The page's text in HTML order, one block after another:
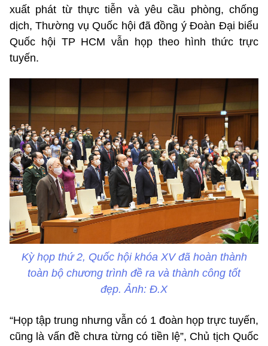
xuất phát từ thực tiễn và yêu cầu phòng, chống
dịch, Thường vụ Quốc hội đã đồng ý Đoàn Đại biểu
Quốc hội TP HCM vẫn họp theo hình thức trực
tuyến.
Kỳ họp thứ 2, Quốc hội khóa XV đã hoàn thành
toàn bộ chương trình đề ra và thành công tốt
đẹp. Ảnh: Đ.X
“Họp tập trung nhưng vẫn có 1 đoàn họp trực tuyến,
cũng là vấn đề chưa từng có tiền lệ”, Chủ tịch Quốc